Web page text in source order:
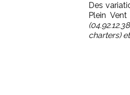
Des
Plein
charters)